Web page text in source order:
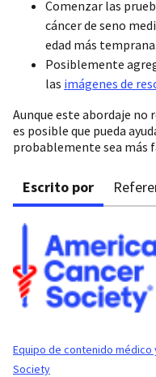
Comenzar las
cáncer de seno
edad más temprana.
Posiblemente
las imágenes de
Aunque este abordaje no
es posible que pueda
probablemente sea más
Escrito por
Equipo de contenido médico
Society